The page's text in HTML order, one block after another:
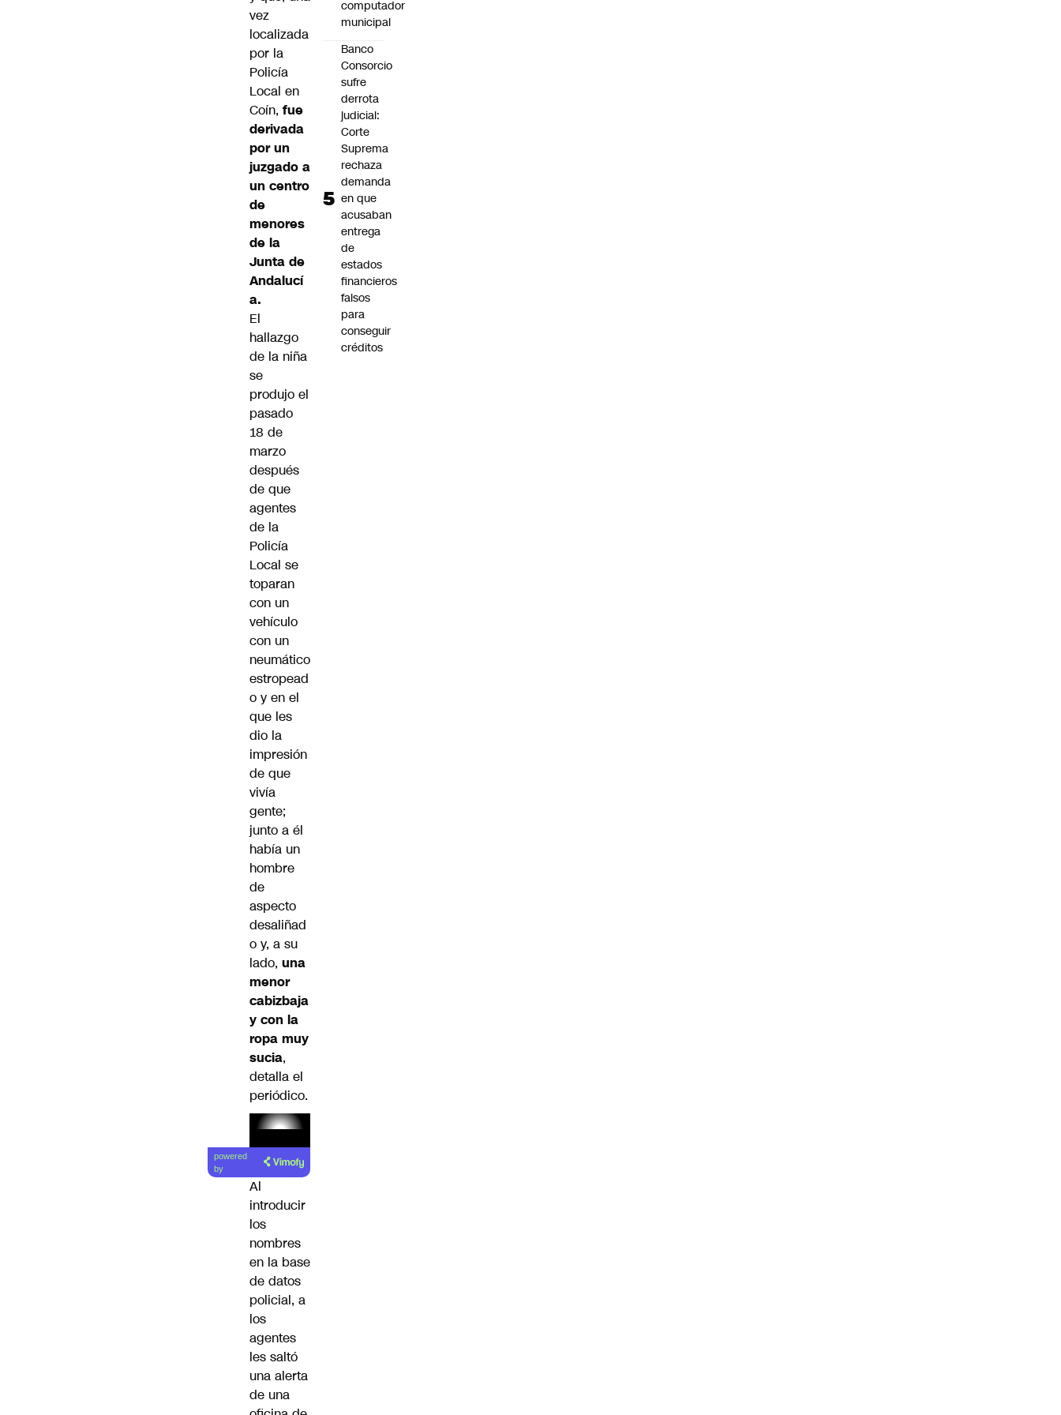
vez
localizada
por la
Policía
Local en
Coín, fue
derivada
por un
juzgado a
un centro
de
menores
de la
Junta de
Andalucí
a.
El
hallazgo
de la niña
se
produjo el
pasado
18 de
marzo
después
de que
agentes
de la
Policía
Local se
toparan
con un
vehículo
con un
neumático
estropead
o y en el
que les
dio la
impresión
de que
vivía
gente;
junto a él
había un
hombre
de
aspecto
desaliñad
o y, a su
lado, una
menor
cabizbaja
y con la
ropa muy
sucia,
detalla el
periódico.
Lea el
artículo
powered
by
Al
introducir
los
nombres
en la base
de datos
policial, a
los
agentes
les saltó
una alerta
de una
computador
municipal
Banco
Consorcio
sufre
derrota
judicial:
Corte
Suprema
rechaza
demanda
en que
acusaban
entrega
de
estados
financieros
falsos
para
conseguir
créditos